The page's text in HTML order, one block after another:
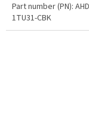
Part number (PN):
1TU31-CBK